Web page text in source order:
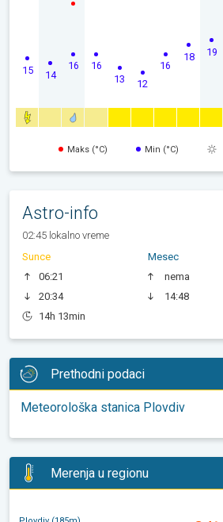
15 14
16 16
13 12
16
18 19
Maks (°C) Min (°C)
Astro-info
02:45 lokalno vreme
Sunce
06:21
20:34
14h 13min
Mesec
nema
14:48
Prethodni podaci
Meteorološka stanica Plovdiv
Merenja u regionu